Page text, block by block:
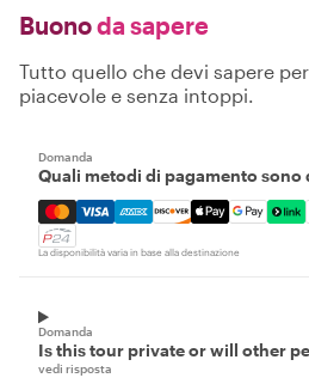
Buonoda sapere
Tutto quello che devi sapere
piacevole e senza intoppi.
Domanda
Quali metodi di pagamento sono
Mastercard, Visa, Amex,
La disponibilità varia in base alla destinazione
Domanda
Is this tour private or will other
vedi risposta